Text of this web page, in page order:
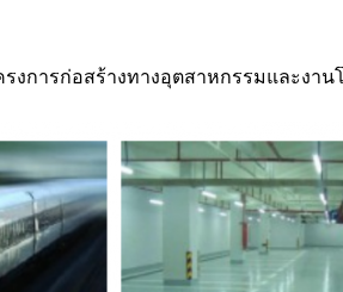
การก่อสร้างทางอุตสาหกรรมและงา